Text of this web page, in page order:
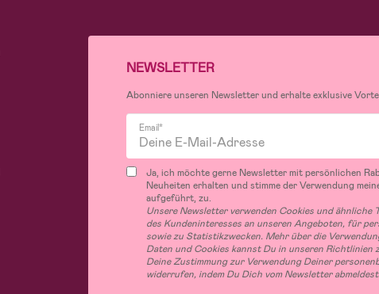
NEWSLETTER
Abonniere unseren Newsletter und erhalte exklusive
Email*
Ja, ich möchte gerne Newsletter mit persönlichen
Neuheiten erhalten und stimme der Verwendung
aufgeführt, zu.
Unsere Newsletter verwenden Cookies und
des Kundeninteresses an unseren Angeboten, für
sowie zu Statistikzwecken. Mehr über die
Daten und Cookies kannst Du in unseren Richtlinien
Deine Zustimmung zur Verwendung Deiner
widerrufen, indem Du Dich vom Newsletter